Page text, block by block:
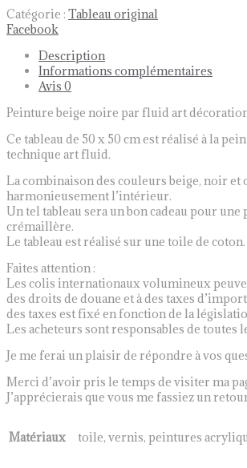
noire
par
décoration
murale
moderne
Catégorie : Tableau original
Share
Facebook
Description
Informations complémentaires
Avis 0
Peinture beige noire par fluid art
Ce tableau de 50 x 50 cm est réalisé à la
technique art fluid.
La combinaison des couleurs beige, noir et
harmonieusement l’intérieur.
Un tel tableau sera un bon cadeau pour une
crémaillère.
Le tableau est réalisé sur une toile de coton.
Faites attention :
Les colis internationaux volumineux
des droits de douane et à des taxes
des taxes est fixé en fonction de la
Les acheteurs sont responsables de toutes
Je me ferai un plaisir de répondre à vos
Merci d’avoir pris le temps de visiter ma
J’apprécierais que vous me fassiez un
Matériaux toile, vernis, peintures